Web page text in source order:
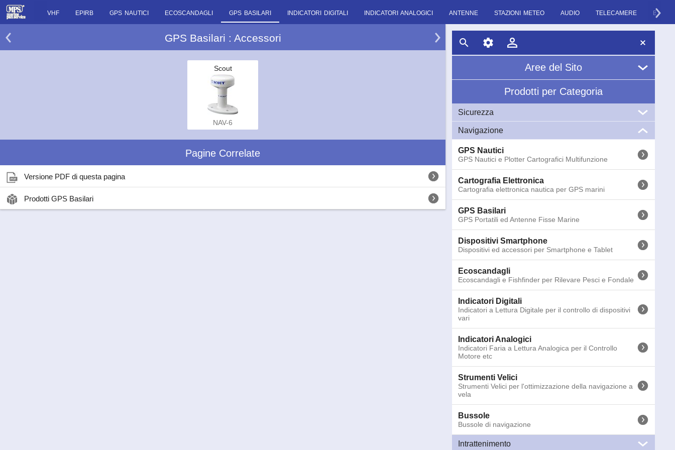
VHF EPIRB GPS NAUTICI ECOSCANDAGLI GPS BASILARI INDICATORI DIGITALI INDICATORI ANALOGICI ANTENNE STAZIONI METEO AUDIO TELECAMERE
GPS Basilari : Accessori
Scout
NAV-6
Pagine Correlate
Versione PDF di questa pagina
Prodotti GPS Basilari
Aree del Sito
Chi Siamo
News
Glossario
Prodotti per Categoria
Sicurezza
VHF
VHF Marini Portatili e Fissi
EPIRB
EPIRB GME Radio Boe di Emergenza COSPAS-
SARSAT
AIS
AIS (Automatic Identification System) Ricevitori e
Transponder
Binocoli
Binocoli Marini per la nautica
Torce Emergenza
Torce di Emergenza e per la sicurezza delle attività in
Altri Segnalatori
SART, Sistemi MOB e Gas Detector
Telecamere
Telecamere marine per Sorveglianza e Navigazione
Antenne
Antenne Nautiche VHF, TV, WiFi, AIS, FM e CB
Navigazione
GPS Nautici
GPS Nautici e Plotter Cartografici Multifunzione
Cartografia Elettronica
Cartografia elettronica nautica per GPS marini
GPS Basilari
GPS Portatili ed Antenne Fisse Marine
Dispositivi Smartphone
Dispositivi ed accessori per Smartphone e Tablet
Ecoscandagli
Ecoscandagli e Fishfinder per Rilevare Pesci e Fondale
Indicatori Digitali
Indicatori a Lettura Digitale per il controllo di dispositivi
vari
Indicatori Analogici
Indicatori Faria a Lettura Analogica per il Controllo
Motore etc
Strumenti Velici
Strumenti Velici per l'ottimizzazione della navigazione a
vela
Bussole
Bussole di navigazione
Intrattenimento